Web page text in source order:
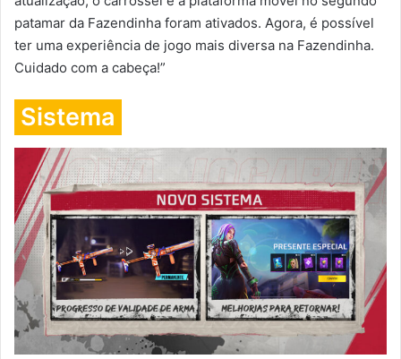
patamar da Fazendinha foram ativados. Agora, é possível
ter uma experiência de jogo mais diversa na Fazendinha.
Cuidado com a cabeça!”
Sistema